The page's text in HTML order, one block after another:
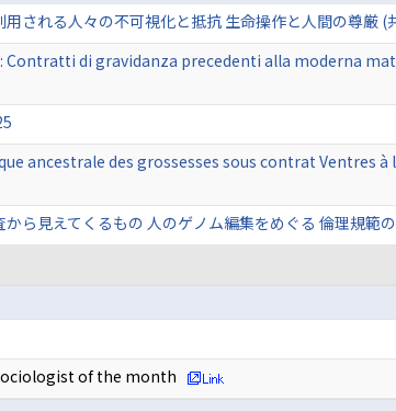
される人々の不可視化と抵抗 生命操作と人間の尊厳 (
Contratti di gravidanza precedenti alla moderna
ancestrale des grossesses sous contrat Ventres
から見えてくるもの 人のゲノム編集をめぐる 倫理規
of the month